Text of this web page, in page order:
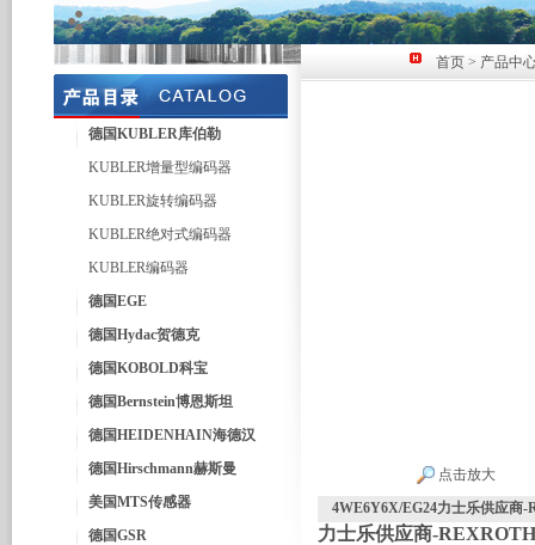
德国KUBLER库伯勒
KUBLER增量型编码器
KUBLER旋转编码器
KUBLER绝对式编码器
KUBLER编码器
德国EGE
德国Hydac贺德克
德国KOBOLD科宝
德国Bernstein博恩斯坦
德国HEIDENHAIN海德汉
德国Hirschmann赫斯曼
美国MTS传感器
德国GSR
首页 > 产品中
点击放大
4WE6Y6X/EG24力士乐供应商
力士乐供应商-